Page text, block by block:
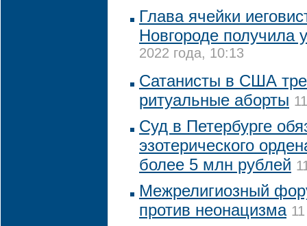
Глава ячейки
Новгороде получила
2022 года, 10:13
Сатанисты в США
ритуальные аборты
Суд в Петербурге
эзотерического
более 5 млн рублей
Межрелигиозный
против неонацизма